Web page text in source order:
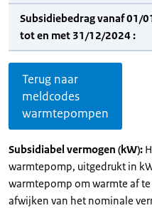
Subsidiebedrag vanaf 01/
tot en met 31/12/2024 :
Terug naar
meldcodes
warmtepompen
Subsidiabel vermogen (kW):
warmtepomp, uitgedrukt in
warmtepomp om warmte af
afwijken van het nominale